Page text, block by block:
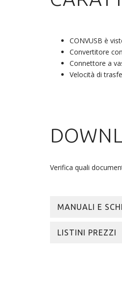
CONVUSB è
Convertitore
Connettore a
Velocità di
Verifica quali
MANUALI E
LISTINI PREZZI